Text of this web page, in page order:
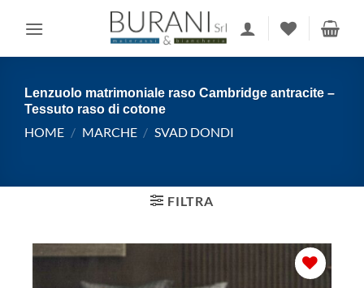
Lenzuolo matrimoniale raso Cambridge antracite –
Tessuto raso di cotone
HOME / MARCHE / SVAD DONDI
FILTRA